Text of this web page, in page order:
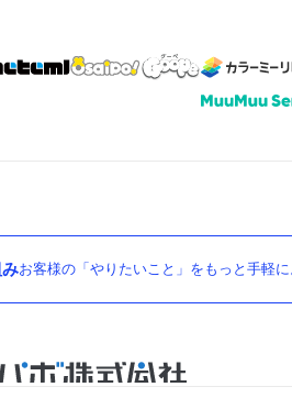
お客様の「やりたいこと」をもっと手軽